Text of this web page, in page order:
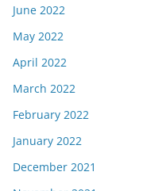
June 2022
May 2022
April 2022
March 2022
February 2022
January 2022
December 2021